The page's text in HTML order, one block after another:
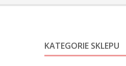
KATEGORIE SKLEPU